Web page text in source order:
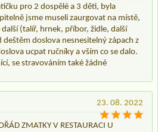
pro 2 dospělé a 3 děti, byla
jsme museli zaurgovat na místě,
(talíř, hrnek, příbor, židle, další
deštěm doslova nesnesitelný zápach z
ucpat ručníky a vším co se dalo.
se stravováním také žádné
23. 08. 2022
ZMATKY V RESTAURACI U